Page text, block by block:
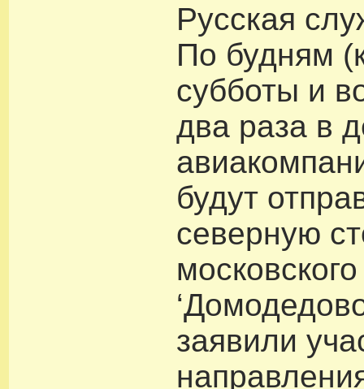
Русская
По будням
субботы и
два раза в
будут
северную
заявили